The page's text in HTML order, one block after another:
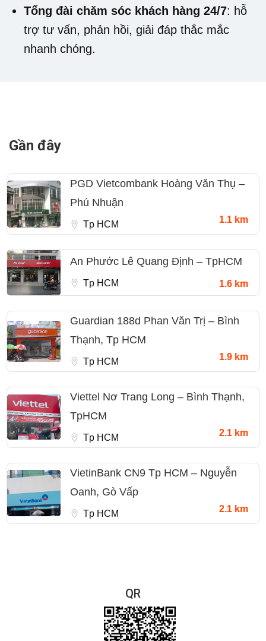
Tổng đài chăm sóc khách hàng 24/7: hỗ
trợ tư vấn, phản hồi, giải đáp thắc mắc
nhanh chóng.
Gần đây
PGD Vietcombank Hoàng Văn Thụ –
Phú Nhuận
Tp HCM 1.1 km
An Phước Lê Quang Định – TpHCM
Tp HCM 1.6 km
Guardian 188d Phan Văn Trị – Bình
Thạnh, Tp HCM
Tp HCM 1.9 km
Viettel Nơ Trang Long – Bình Thạnh,
TpHCM
Tp HCM 2.1 km
VietinBank CN9 Tp HCM – Nguyễn
Oanh, Gò Vấp
Tp HCM 2.1 km
QR